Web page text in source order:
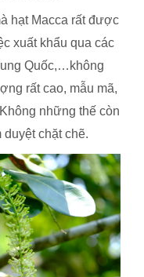
hạt Macca rất được
xuất khẩu qua các
Quốc,…không
rất cao, mẫu mã,
những thế còn
chặt chẽ.